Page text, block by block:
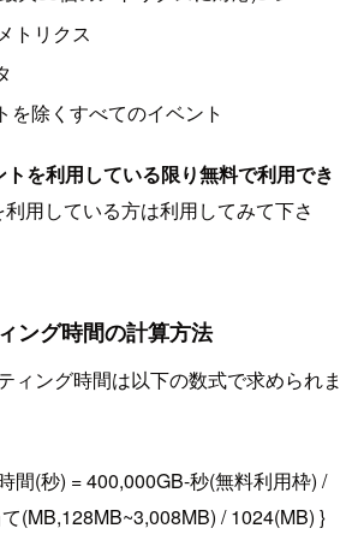
トリクス
を除くすべてのイベント
を利用している限り無料で利用でき
用している方は利用してみて下さ
ング時間の計算方法
ィング時間は以下の数式で求められま
間(秒) = 400,000GB-秒(無料利用枠) /
(MB,128MB~3,008MB) / 1024(MB) }